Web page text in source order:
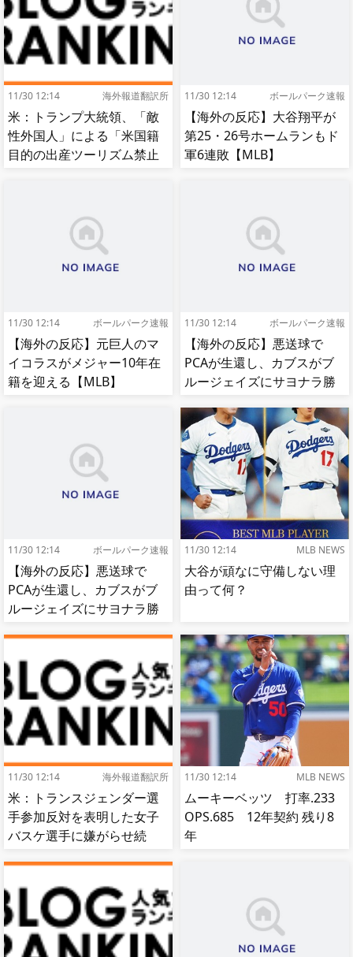
11/30 12:14 海外報道翻訳所
米：トランプ大統領、「敵
性外国人」による「米国籍
目的の出産ツーリズム禁止
11/30 12:14 ボールパーク速報
【海外の反応】大谷翔平が
第25・26号ホームランもド
軍6連敗【MLB】
11/30 12:14 ボールパーク速報
【海外の反応】元巨人のマ
イコラスがメジャー10年在
籍を迎える【MLB】
11/30 12:14 ボールパーク速報
【海外の反応】悪送球で
PCAが生還し、カブスがブ
ルージェイズにサヨナラ勝
11/30 12:14 ボールパーク速報
【海外の反応】悪送球で
PCAが生還し、カブスがブ
ルージェイズにサヨナラ勝
11/30 12:14 MLB NEWS
大谷が頑なに守備しない理
由って何？
11/30 12:14 海外報道翻訳所
米：トランスジェンダー選
手参加反対を表明した女子
バスケ選手に嫌がらせ続
反応]
11/30 12:14 MLB NEWS
ムーキーベッツ 打率.233
OPS.685 12年契約 残り8
年